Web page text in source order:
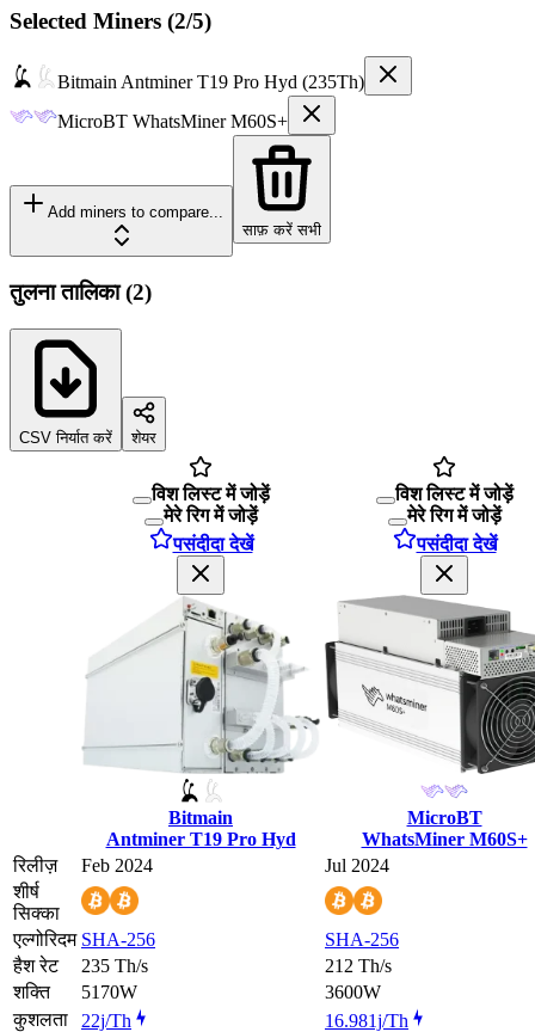
Selected Miners (2/5)
Bitmain Antminer T19 Pro Hyd (235Th)
MicroBT WhatsMiner M60S+
Add miners to compare...
साफ़ करें सभी
तुलना तालिका(2)
CSV निर्यात करें शेयर
विश लिस्ट में जोड़ें
मेरे रिग में जोड़ें
पसंदीदा देखें
Bitmain
Antminer T19 Pro Hyd
विश लिस्ट में जोड़ें
मेरे रिग में जोड़ें
पसंदीदा देखें
MicroBT
WhatsMiner M60S+
रिलीज़
Feb 2024
Jul 2024
शीर्ष
सिक्का
एल्गोरिदम SHA-256
SHA-256
हैश रेट
235 Th/s
212 Th/s
शक्ति
5170W
3600W
कुशलता
22j/Th
16.981j/Th